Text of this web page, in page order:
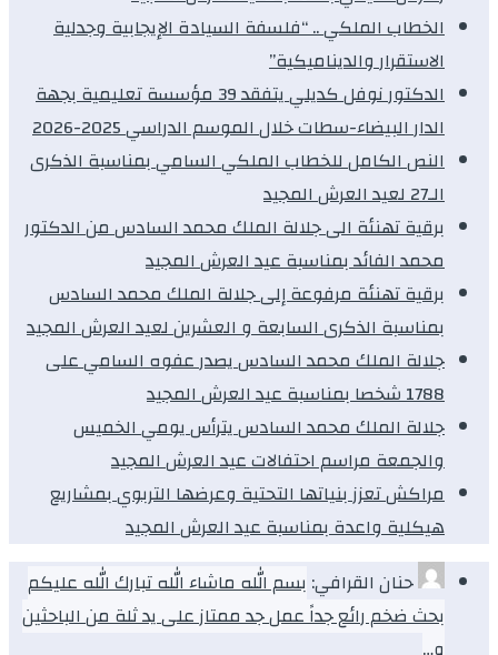
الخطاب الملكي .. “فلسفة السيادة الإيجابية وجدلية
الاستقرار والديناميكية”
الدكتور نوفل كديلي يتفقد 39 مؤسسة تعليمية بجهة
الدار البيضاء-سطات خلال الموسم الدراسي 2025-2026
النص الكامل للخطاب الملكي السامي بمناسبة الذكرى
الـ27 لعيد العرش المجيد
برقية تهنئة الى جلالة الملك محمد السادس من الدكتور
محمد الفائد بمناسبة عيد العرش المجيد
برقية تهنئة مرفوعة إلى جلالة الملك محمد السادس
بمناسبة الذكرى السابعة و العشرين لعيد العرش المجيد
جلالة الملك محمد السادس يصدر عفوه السامي على
1788 شخصا بمناسبة عيد العرش المجيد
جلالة الملك محمد السادس يترأس يومي الخميس
والجمعة مراسم احتفالات عيد العرش المجيد
مراكش تعزز بنياتها التحتية وعرضها التربوي بمشاريع
هيكلية واعدة بمناسبة عيد العرش المجيد
حنان القرافي: بسم الله ماشاء الله تبارك الله عليكم
بحث ضخم رائع جداً عمل جد ممتاز على يد ثلة من الباحثين